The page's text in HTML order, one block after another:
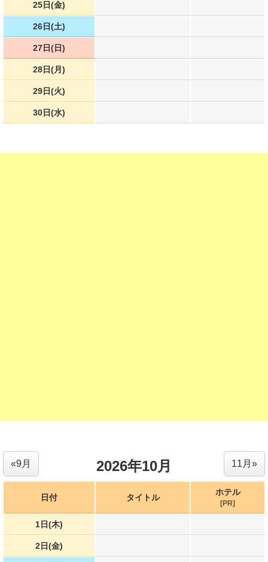
25日(金)
26日(土)
27日(日)
28日(月)
29日(火)
30日(水)
2026年10月 11月»
«9月
日付 タイトル
ホテル
[PR]
1日(木)
2日(金)